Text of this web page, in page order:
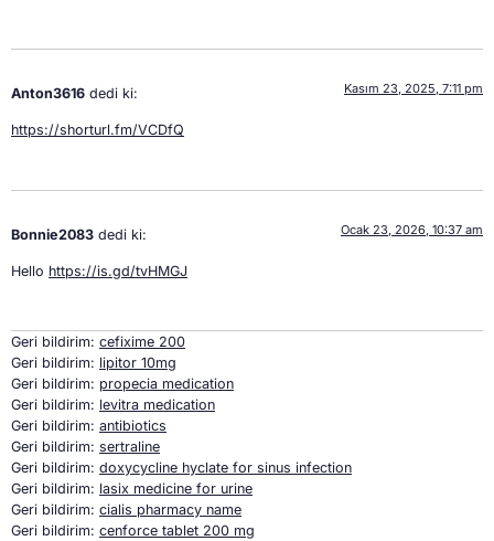
Anton3616 dedi ki: Kasım 23, 2025, 7:11 pm
https://shorturl.fm/VCDfQ
Bonnie2083 dedi ki: Ocak 23, 2026, 10:37 am
Hello https://is.gd/tvHMGJ
Geri bildirim: cefixime 200
Geri bildirim: lipitor 10mg
Geri bildirim: propecia medication
Geri bildirim: levitra medication
Geri bildirim: antibiotics
Geri bildirim: sertraline
Geri bildirim: doxycycline hyclate for sinus infection
Geri bildirim: lasix medicine for urine
Geri bildirim: cialis pharmacy name
Geri bildirim: cenforce tablet 200 mg